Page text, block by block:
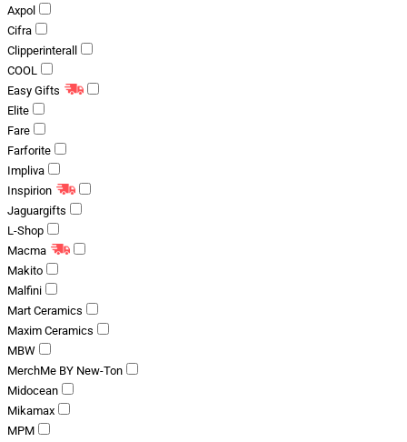
Axpol
Cifra
Clipperinterall
COOL
Easy Gifts
Elite
Fare
Farforite
Impliva
Inspirion
Jaguargifts
L-Shop
Macma
Makito
Malfini
Mart Ceramics
Maxim Ceramics
MBW
MerchMe BY New-Ton
Midocean
Mikamax
MPM